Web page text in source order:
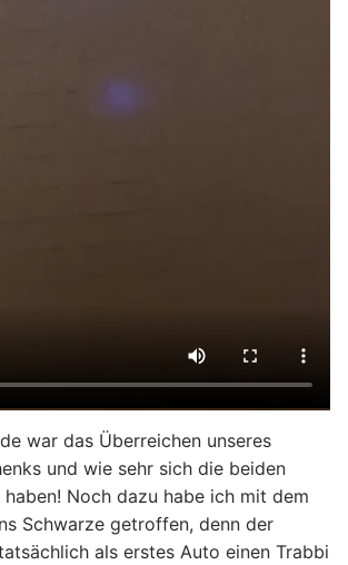
war das Überreichen unseres
und wie sehr sich die beiden
Noch dazu habe ich mit dem
Schwarze getroffen, denn der
als erstes Auto einen Trabbi